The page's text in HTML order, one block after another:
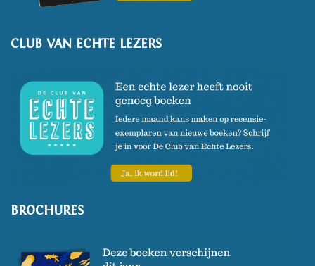
CLUB VAN ECHTE LEZERS
BROCHURES